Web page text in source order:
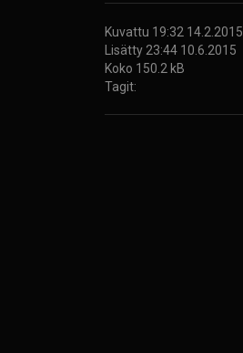
Kuvattu 19:32 14.2.2015
Lisätty 23:44 10.6.2015
Koko 150.2 kB
Tagit: